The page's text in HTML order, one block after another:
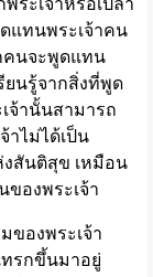
แทนพระเจ้าคน
นจะพูดแทน
ยนรู้จากสิ่งที่พูด
จ้านั้นสามารถ
าไม่ได้เป็น
งสันติสุข เหมือน
องพระเจ้า
ของพระเจ้า
รกขึ้นมาอยู่